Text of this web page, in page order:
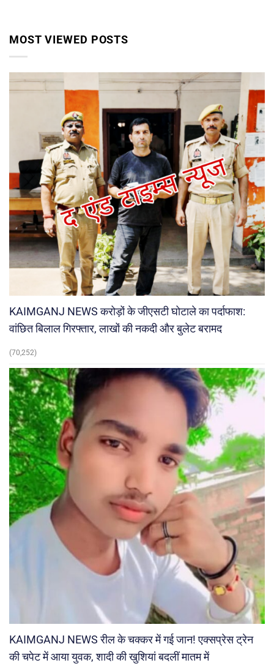
MOST VIEWED POSTS
KAIMGANJ NEWS करोड़ों के जीएसटी घोटाले का पर्दाफाश:
वांछित बिलाल गिरफ्तार, लाखों की नकदी और बुलेट बरामद
(70,252)
KAIMGANJ NEWS रील के चक्कर में गई जान! एक्सप्रेस ट्रेन
की चपेट में आया युवक, शादी की खुशियां बदलीं मातम में